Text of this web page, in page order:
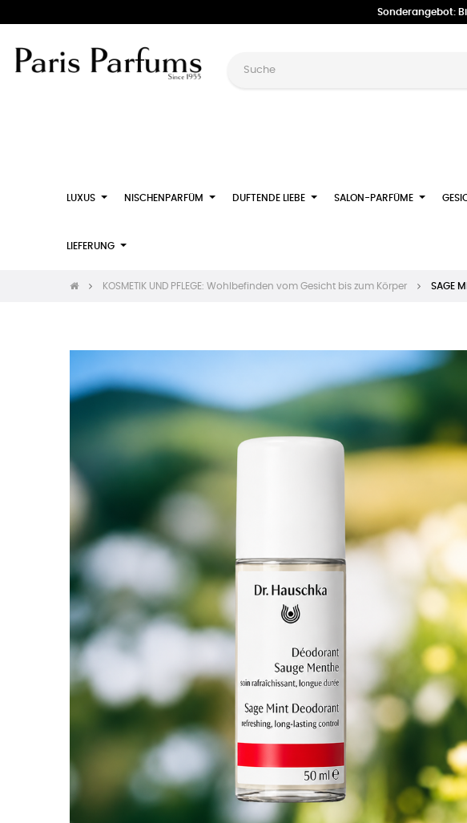
Sonderangebot:
LUXUS NISCHENPARFÜM DUFTENDE LIEBE SALON-PARFÜME
LIEFERUNG
KOSMETIK UND PFLEGE: Wohlbefinden vom Gesicht bis zum Körper SAGE